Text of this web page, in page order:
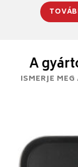
A
ISMERJE